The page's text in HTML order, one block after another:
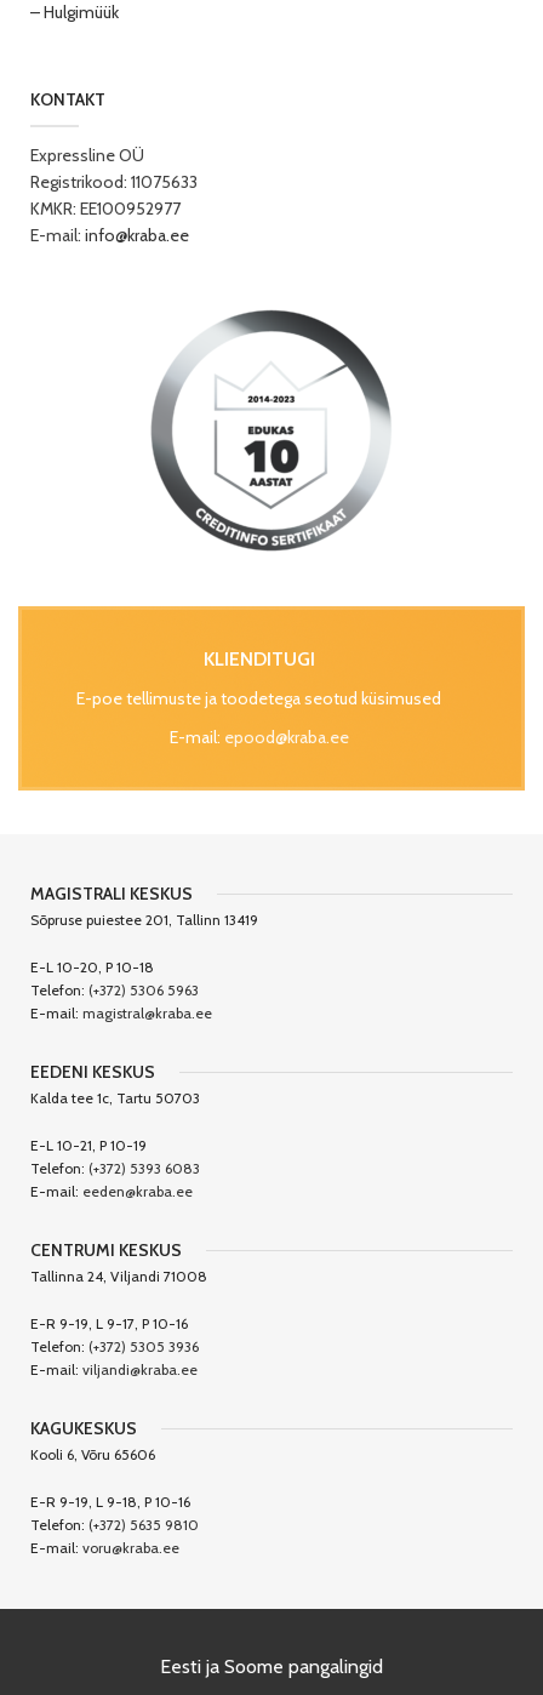
– Hulgimüük
KONTAKT
Expressline OÜ
Registrikood: 11075633
KMKR: EE100952977
E-mail: info@kraba.ee
KLIENDITUGI
E-poe tellimuste ja toodetega seotud küsimused
E-mail: epood@kraba.ee
MAGISTRALI KESKUS
Sõpruse puiestee 201, Tallinn 13419
E-L 10-20, P 10-18
Telefon: (+372) 5306 5963
E-mail: magistral@kraba.ee
EEDENI KESKUS
Kalda tee 1c, Tartu 50703
E-L 10-21, P 10-19
Telefon: (+372) 5393 6083
E-mail: eeden@kraba.ee
CENTRUMI KESKUS
Tallinna 24, Viljandi 71008
E-R 9-19, L 9-17, P 10-16
Telefon: (+372) 5305 3936
E-mail: viljandi@kraba.ee
KAGUKESKUS
Kooli 6, Võru 65606
E-R 9-19, L 9-18, P 10-16
Telefon: (+372) 5635 9810
E-mail: voru@kraba.ee
Eesti ja Soome pangalingid